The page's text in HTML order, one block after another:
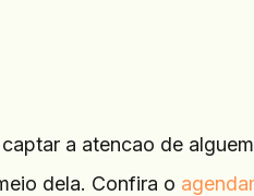
a atencao de
dela. Confira o